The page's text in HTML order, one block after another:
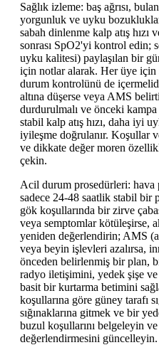
Sağlık izleme: baş ağrısı,
yorgunluk ve uyku
sabah dinlenme kalp atış hızı
sonrası SpO2'yi kontrol edin;
uyku kalitesi) paylaşılan bir
için notlar alarak. Her üye için
durum kontrolünü de
altına düşerse veya AMS
durdurulmalı ve önceki
stabil kalp atış hızı, daha iyi
iyileşme doğrulanır. Koşullar
ve dikkate değer moren
çekin.
Acil durum prosedürleri: hava
sadece 24-48 saatlik stabil bir
gök koşullarında bir zirve
veya semptomlar kötüleşirse,
yeniden değerlendirin; AMS
veya beyin işlevleri azalırsa,
önceden belirlenmiş bir plan,
radyo iletişimini, yedek şişe
basit bir kurtarma betimini
koşullarına göre güney tarafı
sığınaklarına gitmek ve bir
buzul koşullarını belgeleyin
değerlendirmesini güncelleyin.